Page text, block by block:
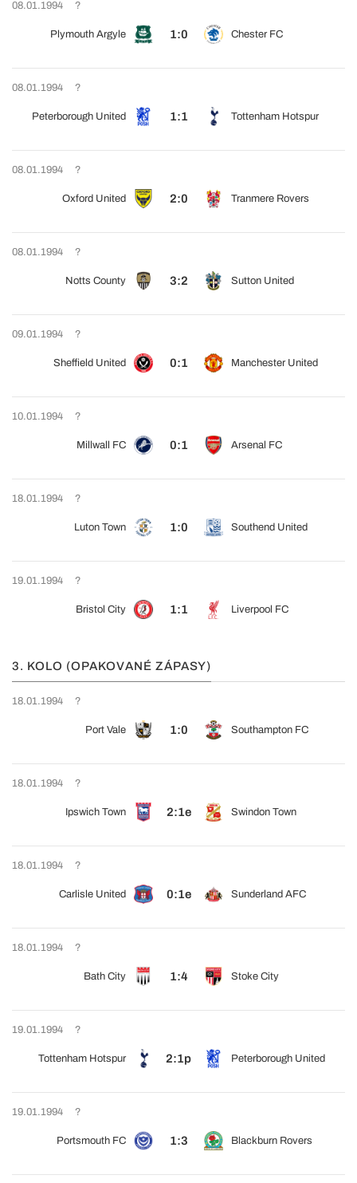
08.01.1994 ?
Plymouth Argyle 1:0 Chester FC
08.01.1994 ?
Peterborough United 1:1 Tottenham Hotspur
08.01.1994 ?
Oxford United 2:0 Tranmere Rovers
08.01.1994 ?
Notts County 3:2 Sutton United
09.01.1994 ?
Sheffield United 0:1 Manchester United
10.01.1994 ?
Millwall FC 0:1 Arsenal FC
18.01.1994 ?
Luton Town 1:0 Southend United
19.01.1994 ?
Bristol City 1:1 Liverpool FC
3. KOLO (OPAKOVANÉ ZÁPASY)
18.01.1994 ?
Port Vale 1:0 Southampton FC
18.01.1994 ?
Ipswich Town 2:1e Swindon Town
18.01.1994 ?
Carlisle United 0:1e Sunderland AFC
18.01.1994 ?
Bath City 1:4 Stoke City
19.01.1994 ?
Tottenham Hotspur 2:1p Peterborough United
19.01.1994 ?
Portsmouth FC 1:3 Blackburn Rovers